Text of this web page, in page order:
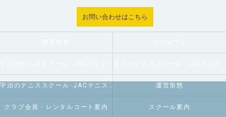
お問い合わせはこちら
宇治のテニススクール･JACテニスパーク炭山のお客様の声 運営形態
クラブ会員・レンタルコート案内 スクール案内